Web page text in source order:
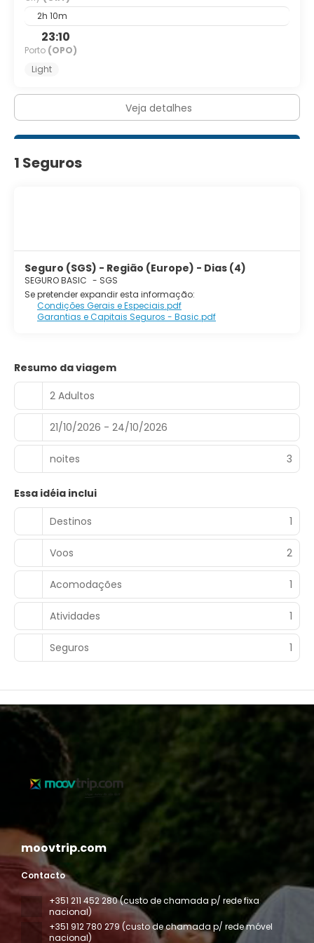
2h 10m
23:10
Porto (OPO)
Light
Veja detalhes
1 Seguros
Seguro (SGS) - Região (Europe) - Dias (4)
SEGURO BASIC - SGS
Se pretender expandir esta informação:
Condições Gerais e Especiais.pdf
Garantias e Capitais Seguros - Basic.pdf
Resumo da viagem
2 Adultos
21/10/2026 - 24/10/2026
noites 3
Essa idéia inclui
Destinos
1
Voos 2
Acomodações 1
Atividades 1
Seguros 1
moovtrip.com
Contacto
+351 211 452 280 (custo de chamada p/ rede fixa
nacional)
+351 912 780 279 (custo de chamada p/ rede móvel
nacional)